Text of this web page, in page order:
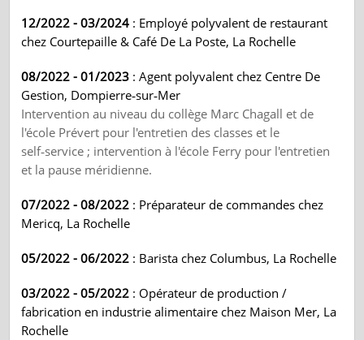
12/2022 - 03/2024 : Employé polyvalent de restaurant
chez Courtepaille & Café De La Poste, La Rochelle
08/2022 - 01/2023 : Agent polyvalent chez Centre De
Gestion, Dompierre‑sur‑Mer
Intervention au niveau du collège Marc Chagall et de
l'école Prévert pour l'entretien des classes et le
self‑service ; intervention à l'école Ferry pour l'entretien
et la pause méridienne.
07/2022 - 08/2022 : Préparateur de commandes chez
Mericq, La Rochelle
05/2022 - 06/2022 : Barista chez Columbus, La Rochelle
03/2022 - 05/2022 : Opérateur de production /
fabrication en industrie alimentaire chez Maison Mer, La
Rochelle